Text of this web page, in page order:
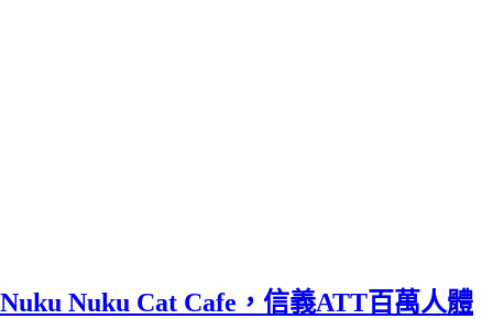
Nuku Nuku Cat Cafe，信義ATT百萬人體